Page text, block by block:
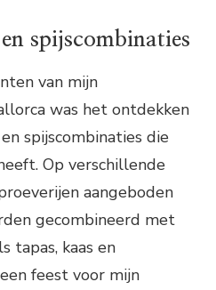
spijscombinaties
van mijn
was het ontdekken
spijscombinaties die
Op verschillende
aangeboden
gecombineerd met
tapas, kaas en
feest voor mijn